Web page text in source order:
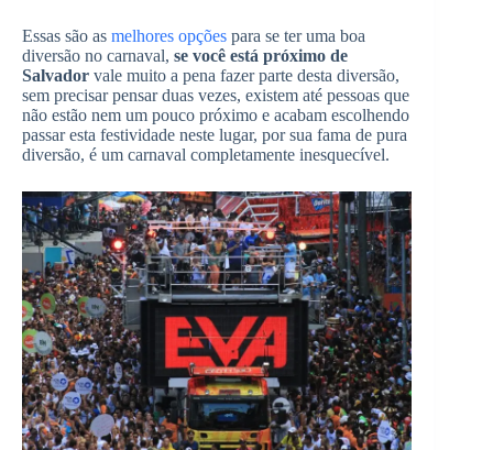
Essas são as melhores opções para se ter uma boa
diversão no carnaval, se você está próximo de
Salvador vale muito a pena fazer parte desta diversão,
sem precisar pensar duas vezes, existem até pessoas que
não estão nem um pouco próximo e acabam escolhendo
passar esta festividade neste lugar, por sua fama de pura
diversão, é um carnaval completamente inesquecível.